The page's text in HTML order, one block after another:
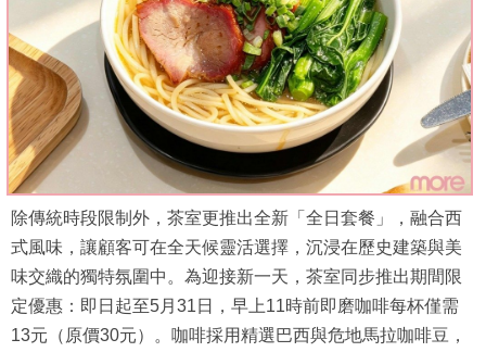
除傳統時段限制外，茶室更推出全新「全日套餐」，融合西
式風味，讓顧客可在全天候靈活選擇，沉浸在歷史建築與美
味交織的獨特氛圍中。為迎接新一天，茶室同步推出期間限
定優惠：即日起至5月31日，早上11時前即磨咖啡每杯僅需
13元（原價30元）。咖啡採用精選巴西與危地馬拉咖啡豆，